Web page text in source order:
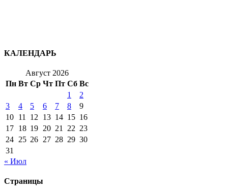
КАЛЕНДАРЬ
Август 2026
Пн Вт Ср Чт Пт Сб Вс
1
2
3
4 5 6 7 8
9
10 11 12 13 14 15 16
17 18 19 20 21 22 23
24 25 26 27 28 29 30
31
« Июл
Страницы